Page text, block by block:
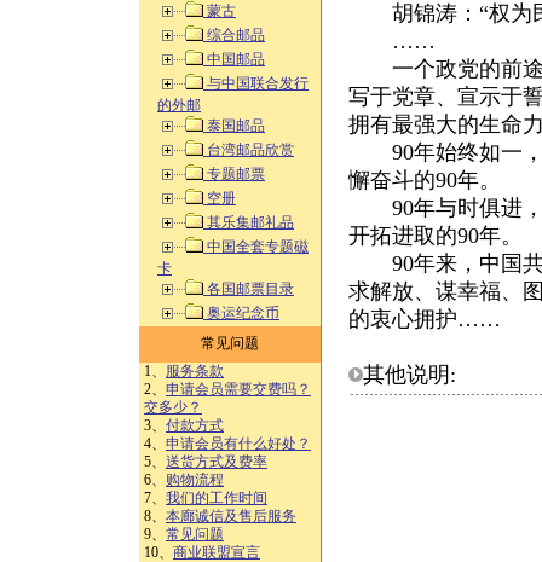
蒙古
综合邮品
中国邮品
与中国联合发行
的外邮
泰国邮品
台湾邮品欣赏
专题邮票
空册
其乐集邮礼品
中国全套专题磁
卡
各国邮票目录
奥运纪念币
常见问题
1、 服务条款
2、 申请会员需要交费吗？
交多少？
3、 付款方式
4、 申请会员有什么好处？
5、 送货方式及费率
6、 购物流程
7、 我们的工作时间
8、 本廊诚信及售后服务
9、 常见问题
10、 商业联盟宣言
胡锦涛：“权为民
……
一个政党的前途
写于党章、宣示于
拥有最强大的生命
90年始终如一，
懈奋斗的90年。
90年与时俱进，
开拓进取的90年。
90年来，中国共
求解放、谋幸福、
的衷心拥护……
其他说明: